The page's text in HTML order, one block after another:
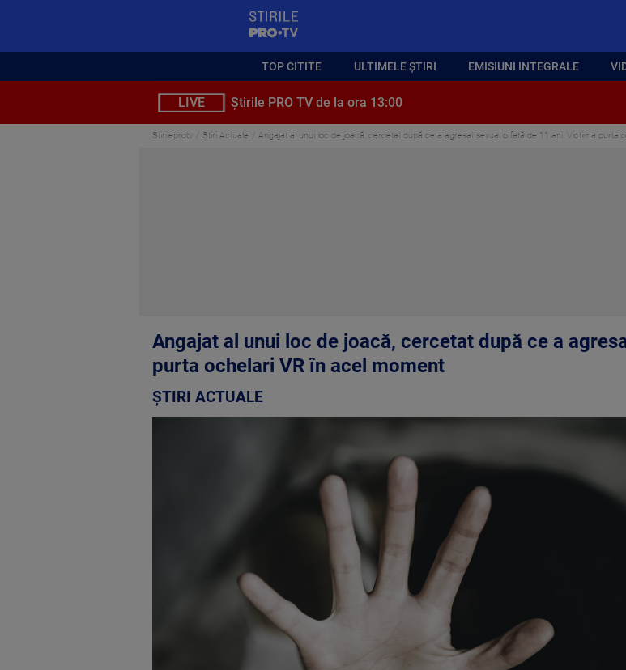
TOP CITITE ULTIMELE ȘTIRI EMISIUNI INTEGRALE
LIVE Știrile PRO TV de la ora 13:00
Stirileprotv Știri Actuale Angajat al unui loc de joacă, cercetat după ce a agresat sexual o fată de 11 ani. Victima purta
Angajat al unui loc de joacă, cercetat după ce a
purta ochelari VR în acel moment
ȘTIRI ACTUALE